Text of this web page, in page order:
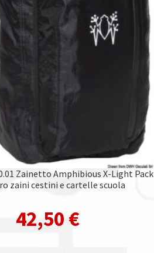
Zainetto Amphibious X-Light Pack
zaini cestini e cartelle scuola
42,50 €